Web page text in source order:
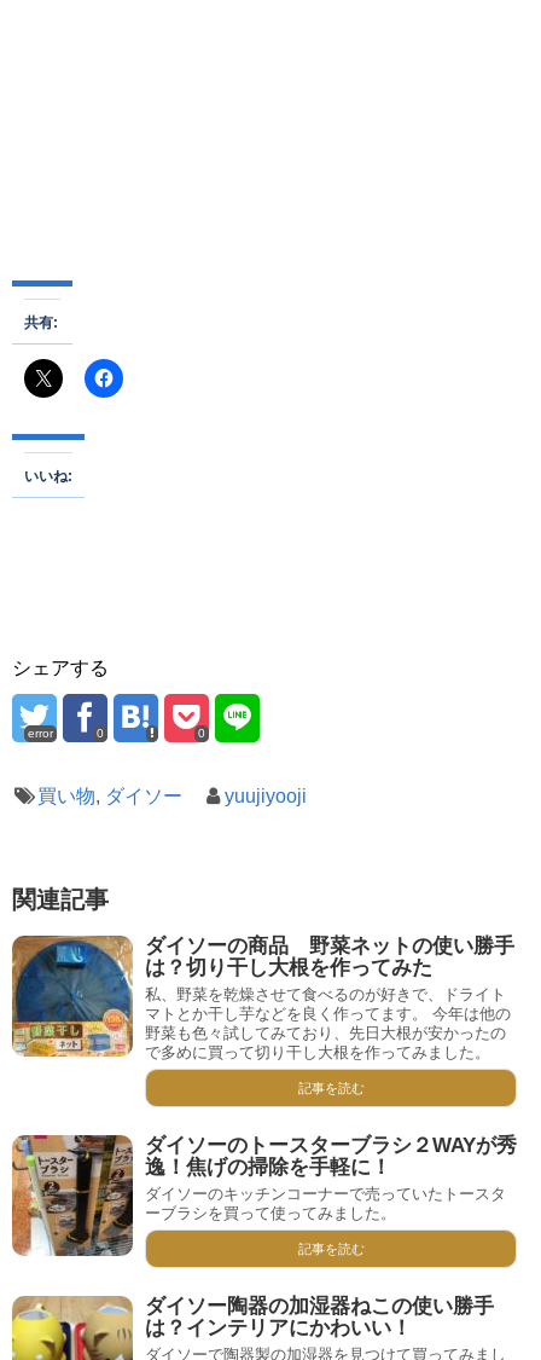
共有:
いいね:
シェアする
error 0 0
買い物, ダイソー yuujiyooji
関連記事
ダイソーの商品 野菜ネットの使い勝手
は？切り干し大根を作ってみた
私、野菜を乾燥させて食べるのが好きで、ドライト
マトとか干し芋などを良く作ってます。 今年は他の
野菜も色々試してみており、先日大根が安かったの
で多めに買って切り干し大根を作ってみました。
記事を読む
ダイソーのトースターブラシ２WAYが秀
逸！焦げの掃除を手軽に！
ダイソーのキッチンコーナーで売っていたトースタ
ーブラシを買って使ってみました。
記事を読む
ダイソー陶器の加湿器ねこの使い勝手
は？インテリアにかわいい！
ダイソーで陶器製の加湿器を見つけて買ってみまし